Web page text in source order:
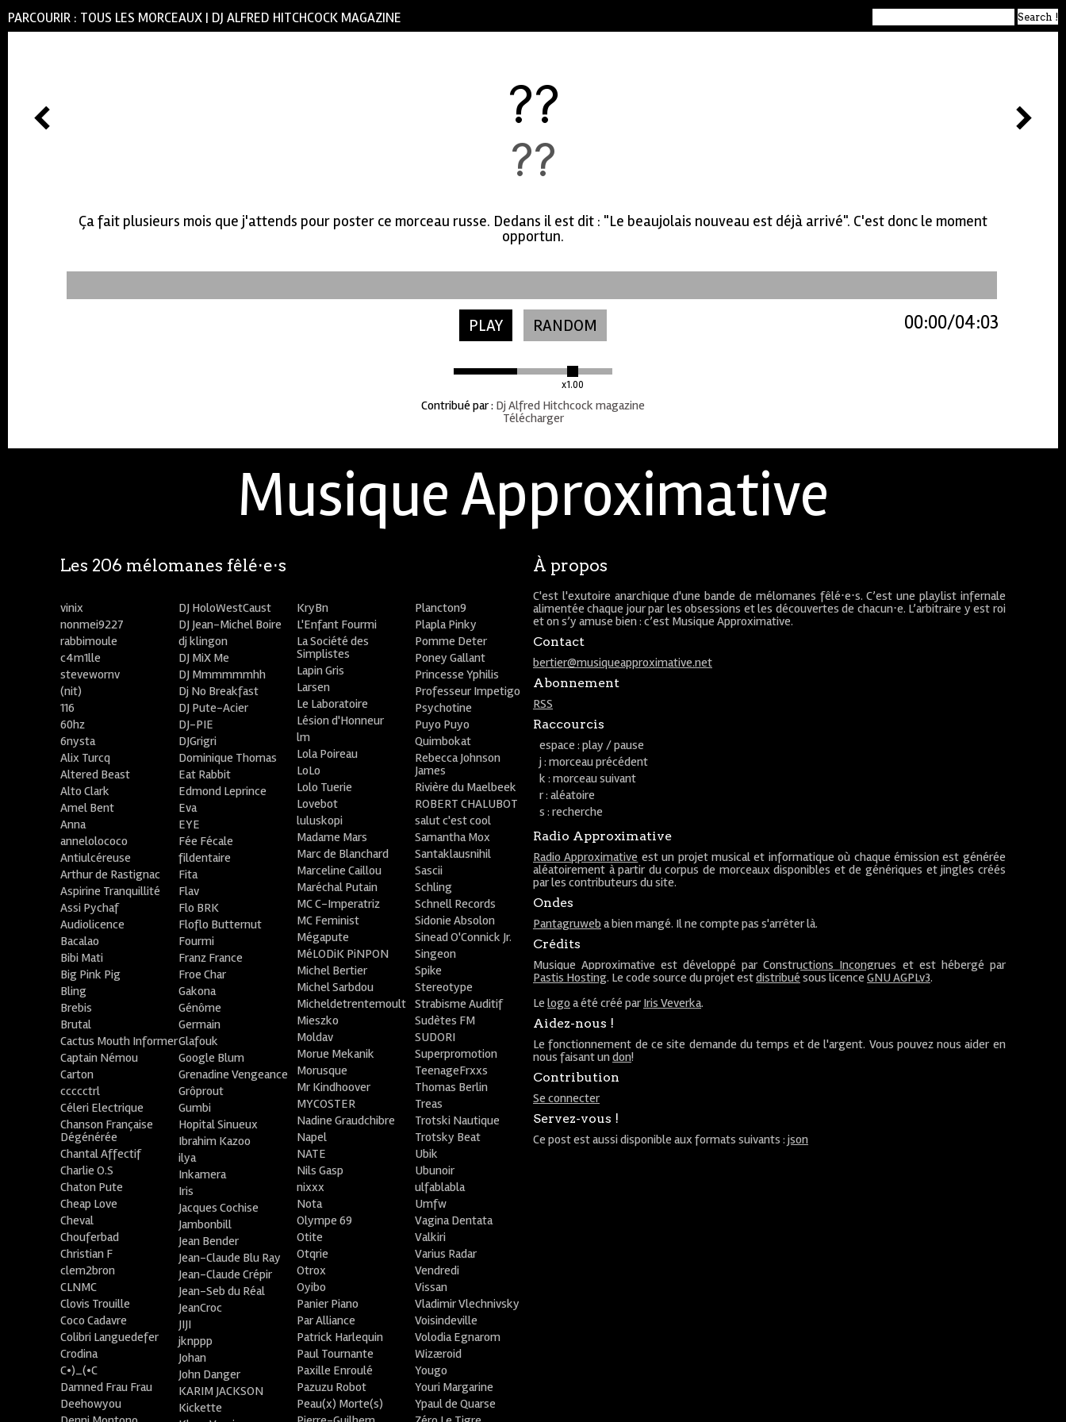
PARCOURIR : TOUS LES MORCEAUX | DJ ALFRED HITCHCOCK MAGAZINE
??
??
Ça fait plusieurs mois que j'attends pour poster ce morceau russe. Dedans il est dit : "Le beaujolais nouveau est déjà arrivé". C'est donc le moment
opportun.
PLAY RANDOM
x1.00
04:03
00:00
Contribué par: Dj Alfred Hitchcock magazine
Télécharger
Musique Approximative
À propos
C'est l'exutoire anarchique d'une bande de mélomanes fêlé⋅e⋅s. C’est une playlist infernale
alimentée chaque jour par les obsessions et les découvertes de chacun⋅e. L’arbitraire y est roi
et on s’y amuse bien : c’est Musique Approximative.
Contact
bertier@musiqueapproximative.net
Abonnement
RSS
Raccourcis
espace : play / pause
j : morceau précédent
k : morceau suivant
r : aléatoire
s : recherche
Radio Approximative
Radio Approximative est un projet musical et informatique où chaque émission est générée
aléatoirement à partir du corpus de morceaux disponibles et de génériques et jingles créés
par les contributeurs du site.
Ondes
Pantagruweb a bien mangé. Il ne compte pas s'arrêter là.
Crédits
Musique Approximative est développé parConstructions Incongrues et est hébergé par
Pastis Hosting. Le code source du projet estdistribué sous licence GNU AGPLv3.
Le logo a été créé par Iris Veverka.
Aidez-nous !
Le fonctionnement de ce site demande du temps et de l'argent. Vous pouvez nous aider en
nous faisant undon!
Contribution
Se connecter
Servez-vous !
Ce post est aussi disponible aux formats suivants : json
Les 206 mélomanes fêlé⋅e⋅s
vinix
nonmei9227
rabbimoule
c4m1lle
stevewornv
(nit)
116
60hz
6nysta
Alix Turcq
Altered Beast
Alto Clark
Amel Bent
Anna
annelolococo
Antiulcéreuse
Arthur de Rastignac
Aspirine Tranquillité
Assi Pychaf
Audiolicence
Bacalao
Bibi Mati
Big Pink Pig
Bling
Brebis
Brutal
Cactus Mouth Informer
Captain Némou
Carton
ccccctrl
Céleri Electrique
Chanson Française
Dégénérée
Chantal Affectif
Charlie O.S
Chaton Pute
Cheap Love
Cheval
Chouferbad
Christian F
clem2bron
CLNMC
Clovis Trouille
Coco Cadavre
Colibri Languedefer
Crodina
C•)_(•C
Damned Frau Frau
Deehowyou
DJ HoloWestCaust
DJ Jean-Michel Boire
dj klingon
DJ MiX Me
DJ Mmmmmmhh
Dj No Breakfast
DJ Pute-Acier
DJ-PIE
DJGrigri
Dominique Thomas
Eat Rabbit
Edmond Leprince
Eva
EYE
Fée Fécale
fildentaire
Fita
Flav
Flo BRK
Floflo Butternut
Fourmi
Franz France
Froe Char
Gakona
Génôme
Germain
Glafouk
Google Blum
Grenadine Vengeance
Grôprout
Gumbi
Hopital Sinueux
Ibrahim Kazoo
ilya
Inkamera
Iris
Jacques Cochise
Jambonbill
Jean Bender
Jean-Claude Blu Ray
Jean-Claude Crépir
Jean-Seb du Réal
JeanCroc
JIJI
jknppp
Johan
John Danger
KARIM JACKSON
Kickette
KryBn
L'Enfant Fourmi
La Société des
Simplistes
Lapin Gris
Larsen
Le Laboratoire
Lésion d'Honneur
lm
Lola Poireau
LoLo
Lolo Tuerie
Lovebot
luluskopi
Madame Mars
Marc de Blanchard
Marceline Caillou
Maréchal Putain
MC C-Imperatriz
MC Feminist
Mégapute
MéLODiK PiNPON
Michel Bertier
Michel Sarbdou
Micheldetrentemoult
Mieszko
Moldav
Morue Mekanik
Morusque
Mr Kindhoover
MYCOSTER
Nadine Graudchibre
Napel
NATE
Nils Gasp
nixxx
Nota
Olympe 69
Otite
Otqrie
Otrox
Oyibo
Panier Piano
Par Alliance
Patrick Harlequin
Paul Tournante
Paxille Enroulé
Pazuzu Robot
Peau(x) Morte(s)
Plancton9
Plapla Pinky
Pomme Deter
Poney Gallant
Princesse Yphilis
Professeur Impetigo
Psychotine
Puyo Puyo
Quimbokat
Rebecca Johnson
James
Rivière du Maelbeek
ROBERT CHALUBOT
salut c'est cool
Samantha Mox
Santaklausnihil
Sascii
Schling
Schnell Records
Sidonie Absolon
Sinead O'Connick Jr.
Singeon
Spike
Stereotype
Strabisme Auditif
Sudètes FM
SUDORI
Superpromotion
TeenageFrxxs
Thomas Berlin
Treas
Trotski Nautique
Trotsky Beat
Ubik
Ubunoir
ulfablabla
Umfw
Vagina Dentata
Valkiri
Varius Radar
Vendredi
Vissan
Vladimir Vlechnivsky
Voisindeville
Volodia Egnarom
Wizæroid
Yougo
Youri Margarine
Ypaul de Quarse